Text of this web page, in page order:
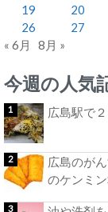
19
20
26
27
« 6月
8月 »
今週の人気
広島駅で
広島のが
のケンミン